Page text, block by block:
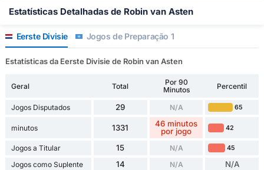
Estatísticas Detalhadas de Robin van Asten
Eerste Divisie Jogos de Preparação 1
Estatísticas da Eerste Divisie de Robin van Asten
Geral Total
Por 90
Minutos
Percentil
Jogos Disputados 29 N/A 65
minutos 1331
46 minutos
por jogo
42
Jogos a Titular 15 N/A 45
Jogos como Suplente 14 N/A N/A